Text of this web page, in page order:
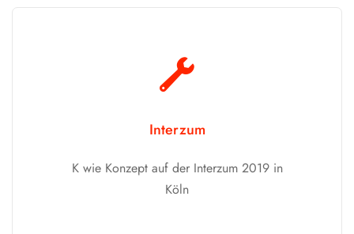
Interzum
K wie Konzept auf der Interzum 2019 in
Köln